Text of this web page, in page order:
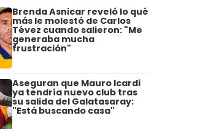
Brenda Asnicar reveló lo qué
más le molestó de Carlos
Tévez cuando salieron: "Me
generaba mucha
frustración"
Aseguran que Mauro Icardi
ya tendría nuevo club tras
su salida del Galatasaray:
"Está buscando casa"